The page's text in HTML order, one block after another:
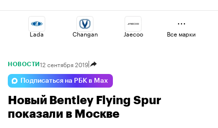
Lada Changan Jaecoo
Esteo Geely
Volga Haval Voyah
Все марки
НОВОСТИ 12 сентября 2019
Подписаться на РБК в Max
Новый Bentley Flying Spur
показали в Москве